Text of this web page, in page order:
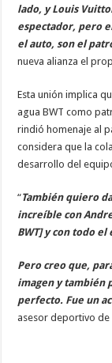
lado, y Louis
espectador, pero
el auto, son el
nueva alianza el
Esta unión implica
agua BWT como
rindió homenaje al
considera que la
desarrollo del
“También quiero
increíble con
BWT] y con todo el
Pero creo que,
imagen y también
perfecto. Fue un
asesor deportivo de